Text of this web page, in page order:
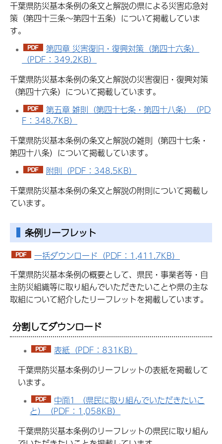
千葉県防災基本条例の条文と解説の県による災害応急対
策（第四十三条～第四十五条）について掲載していま
す。
第四章 災害復旧・復興対策（第四十六条）
（PDF：349.2KB）
千葉県防災基本条例の条文と解説の災害復旧・復興対策
（第四十六条）について掲載しています。
第五章 雑則（第四十七条・第四十八条）（PD
F：348.7KB）
千葉県防災基本条例の条文と解説の雑則（第四十七条・
第四十八条）について掲載しています。
附則（PDF：348.5KB）
千葉県防災基本条例の条文と解説の附則について掲載し
ています。
条例リーフレット
一括ダウンロード（PDF：1,411.7KB）
千葉県防災基本条例の概要として、県民・事業者等・自
主防災組織等に取り組んでいただきたいことや県の主な
取組について紹介したリーフレットを掲載しています。
分割してダウンロード
表紙（PDF：831KB）
千葉県防災基本条例のリーフレットの表紙を掲載して
います。
中面1 （県民に取り組んでいただきたいこ
と）（PDF：1,058KB）
千葉県防災基本条例のリーフレットの県民に取り組ん